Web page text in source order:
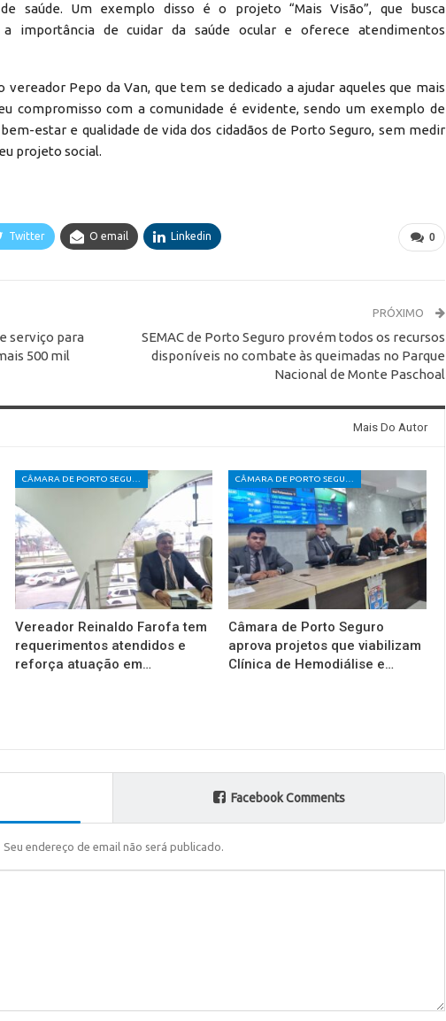
saúde. Um exemplo disso é o projeto “Mais Visão”, que busca
importância de cuidar da saúde ocular e oferece atendimentos
Pepo da Van, que tem se dedicado a ajudar aqueles que mais
compromisso com a comunidade é evidente, sendo um exemplo de
estar e qualidade de vida dos cidadãos de Porto Seguro, sem medir
projeto social.
0
Twitter O email Linkedin
serviço para
500 mil
PRÓXIMO
SEMAC de Porto Seguro provém todos os recursos
disponíveis no combate às queimadas no Parque
Nacional de Monte Paschoal
Mais Do Autor
Vereador Reinaldo Farofa tem
requerimentos atendidos e
reforça atuação em…
Câmara de Porto Seguro
aprova projetos que viabilizam
Clínica de Hemodiálise e…
Facebook Comments
Seu endereço de email não será publicado.